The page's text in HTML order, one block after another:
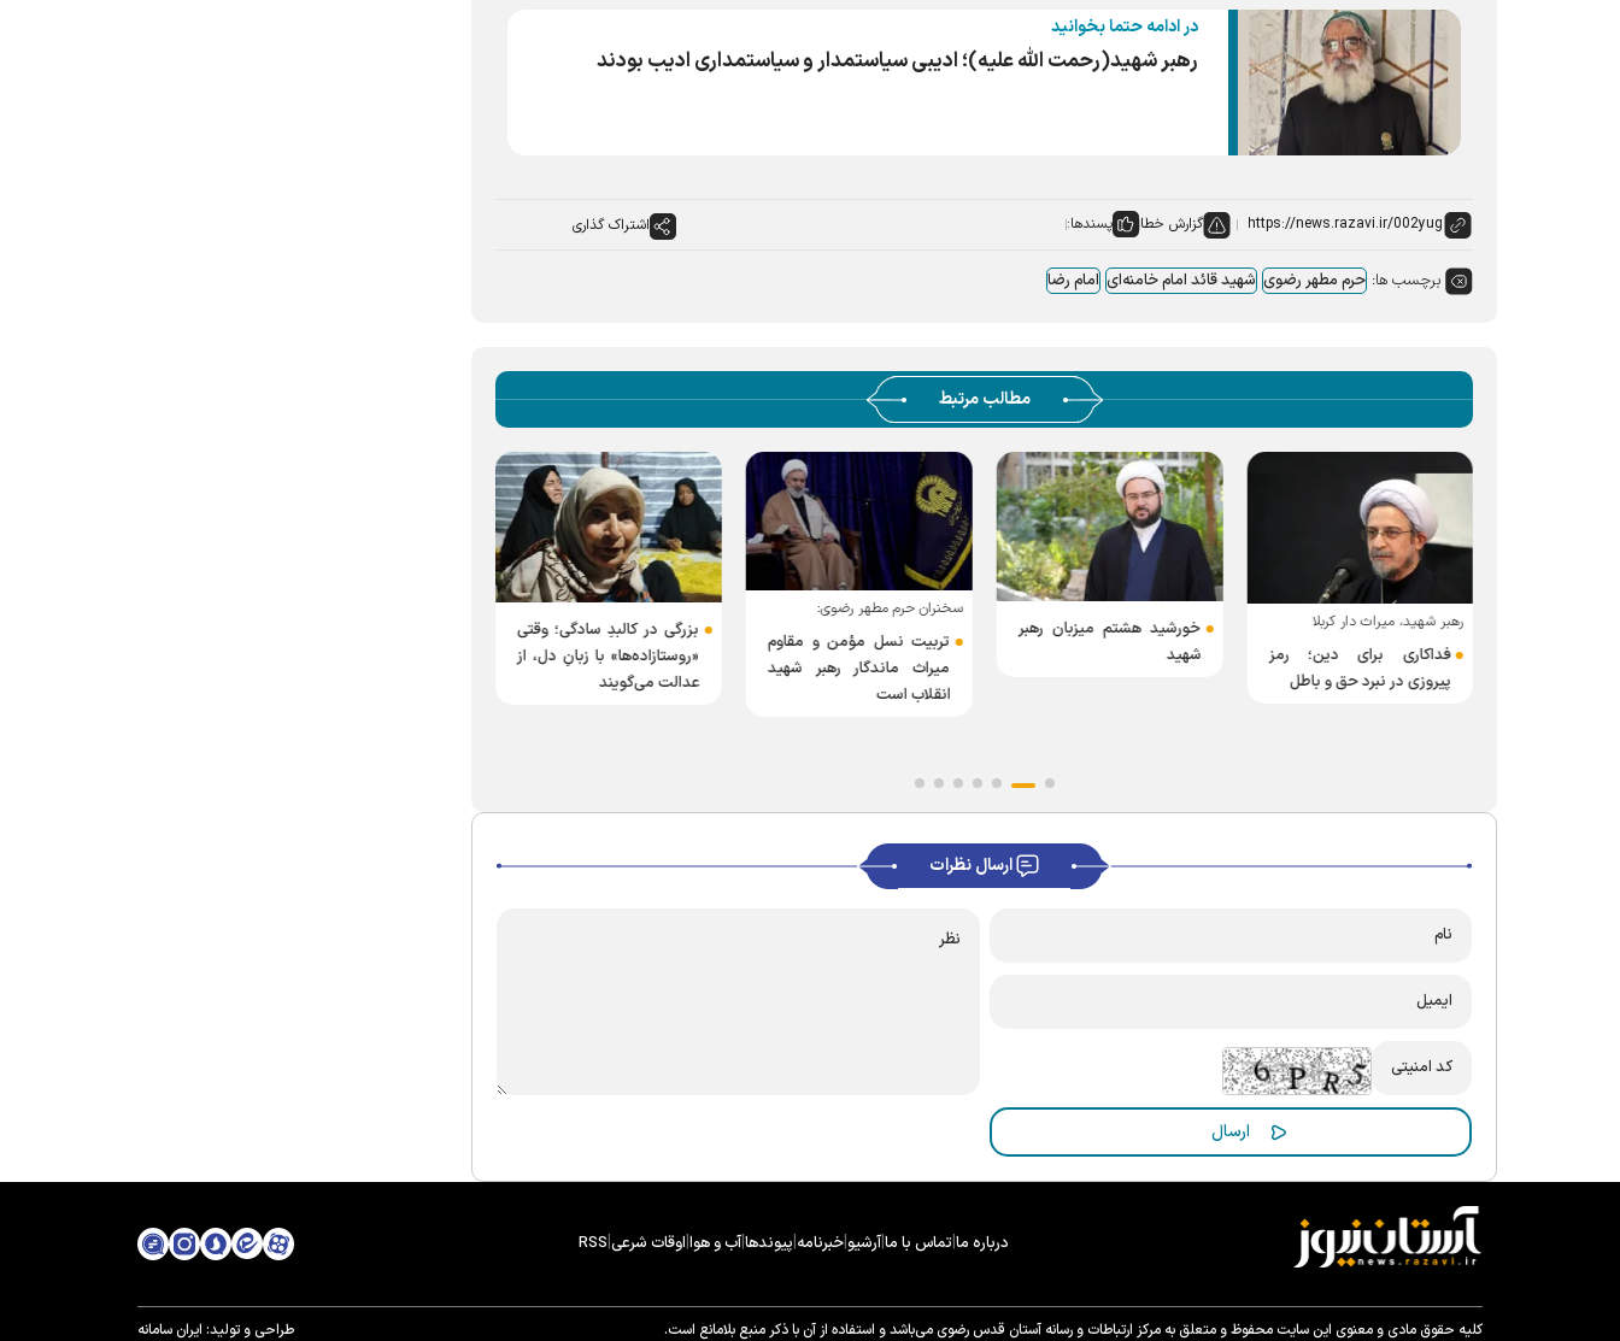
در ادامه حتما بخوانید
رهبر شهید(رحمت الله علیه)؛ ادیبی سیاستمدار و سیاستمداری ادیب بودند
گزارش خطا پسندها: اشتراک گذاری
برچسب ها: حرم مطهر رضوی شهید قائد امام خامنه‌ای امام رضا
مطالب مرتبط
‏رهبر شهید، میراث دار کربلا
‏فداکاری برای دین؛ رمز
پیروزی در نبرد حق و باطل
‏‏خورشید هشتم میزبان رهبر
شهید
سخنران حرم مطهر رضوی:
تربیت نسل مؤمن و مقاوم
میراث ماندگار رهبر شهید
انقلاب است
بزرگی در کالبدِ سادگی؛ وقتی
«روستازاده‌ها» با زبانِ دل، از
عدالت می‌گویند
ارسال نظرات
درباره ما|تماس با ما|آرشیو|خبرنامه|پیوندها|آب و هوا|اوقات شرعی|
RSS
کلیه حقوق مادی و معنوی این سایت محفوظ و متعلق به مرکز ارتباطات و رسانه آستان قدس رضوی می‌باشد و استفاده از آن با ذکر منبع بلامانع است. طراحی و تولید: ایران سامانه